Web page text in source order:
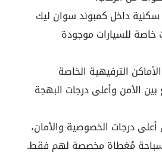
داخل كمبوند سوان ليك
خاصة للسيارات موجودة
الترفيهية الخاصة
الأمن وأعلى درجات البهجة
درجات الخصوصية والأمان،
سباحة مُغطاة مخصصة لهم فقط.